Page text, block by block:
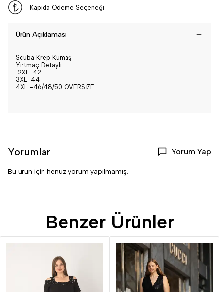
Kapıda Ödeme Seçeneği
Ürün Açıklaması
Scuba Krep Kumaş
Yırtmaç Detaylı
2XL-42
3XL-44
4XL -46/48/50 OVERSİZE
Yorumlar Yorum Yap
Bu ürün için henüz yorum yapılmamış.
Benzer Ürünler